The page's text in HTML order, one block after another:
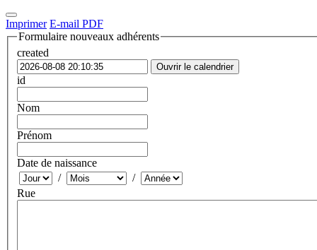
Imprimer E-mail PDF
Formulaire nouveaux adhérents
created
Ouvrir le calendrier
id
Nom
Prénom
Date de naissance
/
/
Rue